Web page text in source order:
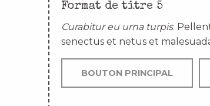
Format de titre 5
Curabitur eu urna turpis.
senectus et netus et
BOUTON PRINCIPAL